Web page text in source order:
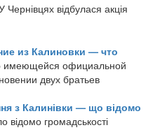
Чернівцях відбулася акція
из Калиновки — что
имеющейся официальной
двух братьев
з Калинівки — що відомо
відомо громадськості